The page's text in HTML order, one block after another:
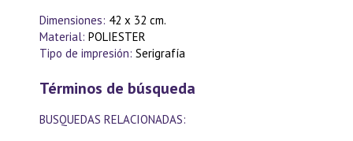
Dimensiones: 42 x 32 cm.
Material: POLIESTER
Tipo de impresión: Serigrafía
Términos de búsqueda
BUSQUEDAS RELACIONADAS: